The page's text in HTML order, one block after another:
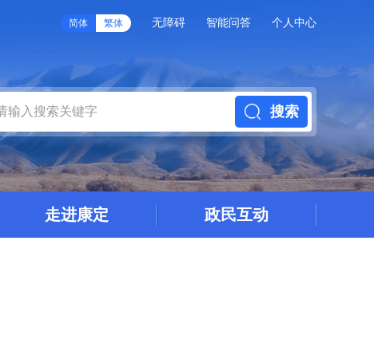
简体 繁体 无障碍 智能问答 个人中心
搜索
走进康定 政民互动